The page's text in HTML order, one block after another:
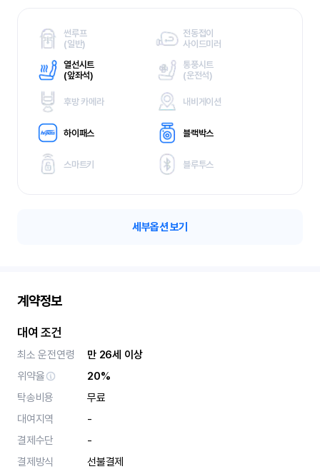
썬루프
(일반)
전동접이
사이드미러
열선시트
(앞좌석)
통풍시트
(운전석)
후방 카메라 내비게이션
하이패스 블랙박스
스마트키 블루투스
세부옵션 보기
계약정보
대여 조건
최소 운전연령
만 26세 이상
위약율
20%
탁송비용
무료
대여지역
-
결제수단
-
결제방식
선불결제